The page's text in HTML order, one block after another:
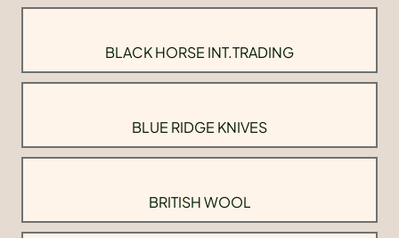
BLACK HORSE INT.TRADING
BLUE RIDGE KNIVES
BRITISH WOOL